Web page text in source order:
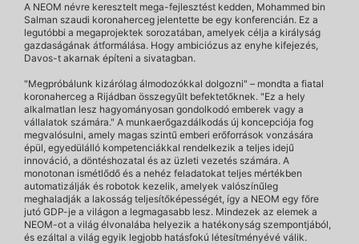
A NEOM névre keresztelt mega-fejlesztést kedden, Mohammed bin
Salman szaudi koronaherceg jelentette be egy konferencián. Ez a
legutóbbi a megaprojektek sorozatában, amelyek célja a királyság
gazdaságának átformálása. Hogy ambiciózus az enyhe kifejezés,
Davos-t akarnak építeni a sivatagban.
"Megpróbálunk kizárólag álmodozókkal dolgozni" – mondta a fiatal
koronaherceg a Rijádban összegyűlt befektetőknek. "Ez a hely
alkalmatlan lesz hagyományosan gondolkodó emberek vagy a
vállalatok számára." A munkaerőgazdálkodás új koncepciója fog
megvalósulni, amely magas szintű emberi erőforrások vonzására
épül, egyedülálló kompetenciákkal rendelkezik a teljes idejű
innováció, a döntéshozatal és az üzleti vezetés számára. A
monotonan ismétlődő és a nehéz feladatokat teljes mértékben
automatizálják és robotok kezelik, amelyek valószínűleg
meghaladják a lakosság teljesítőképességét, így a NEOM egy főre
jutó GDP-je a világon a legmagasabb lesz. Mindezek az elemek a
NEOM-ot a világ élvonalába helyezik a hatékonyság szempontjából,
és ezáltal a világ egyik legjobb hatásfokú létesítményévé válik.